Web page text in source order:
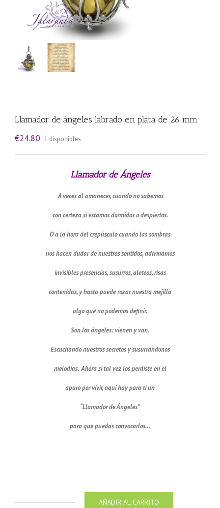
Llamador de ángeles labrado en plata de 26 mm
€24.80 1 disponibles
Llamador de Ángeles
A veces al amanecer, cuando no sabemos
con certeza si estamos dormidos o despiertos.
O a la hora del crepúsculo cuando las sombras
nos hacen dudar de nuestros sentidos, adivinamos
invisibles presencias, susurros, aleteos, risas
contenidas, y hasta puede rozar nuestra mejilla
algo que no podemos definir.
Son los ángeles: vienen y van.
Escuchando nuestros secretos y susurrándonos
melodías. Ahora si tal vez los perdiste en el
apuro por vivir, aquí hay para ti un
“Llamador de Ángeles”
para que puedas convocarlos…
AÑADIR AL CARRITO